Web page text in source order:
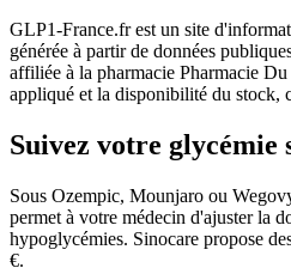
GLP1-France.fr est un site
générée à partir de données
affiliée à la pharmacie Pharmacie
appliqué et la disponibilité du stock,
Suivez votre glycémie
Sous Ozempic, Mounjaro ou
permet à votre médecin d'ajuster la
hypoglycémies. Sinocare propose
€.